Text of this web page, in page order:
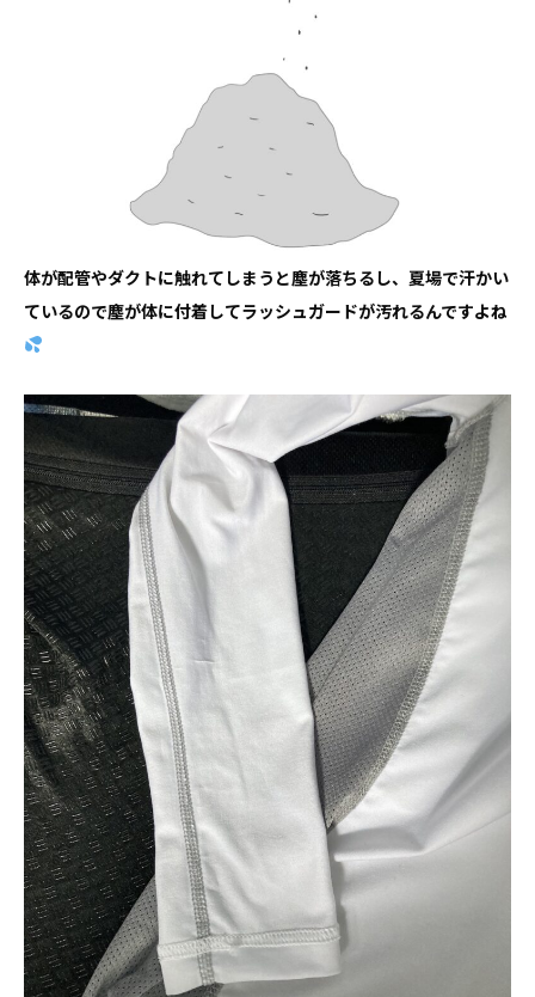
体が配管やダクトに触れてしまうと塵が落ちるし、夏場で汗かい
ているので塵が体に付着してラッシュガードが汚れるんですよね